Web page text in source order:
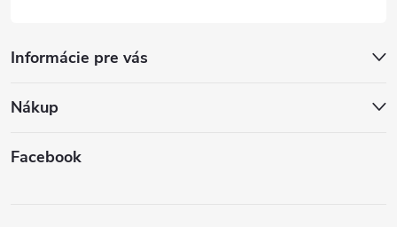
Informácie pre vás
Nákup
Facebook